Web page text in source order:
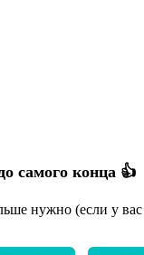
самого конца 👍
нужно (если у